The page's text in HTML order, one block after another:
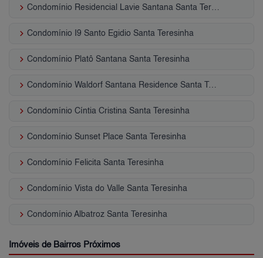
keyboard_arrow_right
keyboard_arrow_right Condomínio I9 Santo Egidio Santa Teresinha
keyboard_arrow_right Condomínio Platô Santana Santa Teresinha
keyboard_arrow_right
keyboard_arrow_right Condomínio Cíntia Cristina Santa Teresinha
keyboard_arrow_right Condomínio Sunset Place Santa Teresinha
keyboard_arrow_right Condomínio Felicita Santa Teresinha
keyboard_arrow_right Condomínio Vista do Valle Santa Teresinha
keyboard_arrow_right Condomínio Albatroz Santa Teresinha
Imóveis de Bairros Próximos